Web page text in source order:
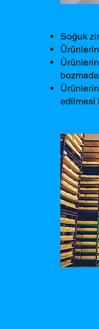
Soğuk
edilmesi